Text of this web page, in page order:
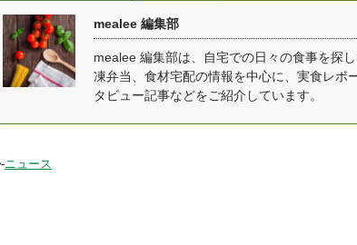
く、自宅にいながらレス
トランの味を気軽に楽し
むことができるようにな
っており、贅沢でいて満
足感のある食事を提供し
てくれます。 俺のイタリ
は？ 2011年9月に東京銀
菜のほかに、肉・魚
工品まで幅広く扱っ
ます。 有機野菜や減
野菜、合成保存料と
mealee 編集部
mealee 編集部は、自宅での日々の食事を探
凍弁当、食材宅配の情報を中心に、実食レポ
タビュー記事などをご紹介しています。
-ニュース